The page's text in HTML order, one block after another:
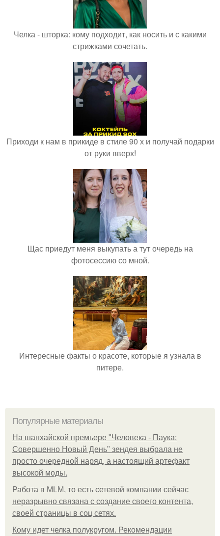
Челка - шторка: кому подходит, как носить и с какими
стрижками сочетать.
Приходи к нам в прикиде в стиле 90 х и получай подарки
от руки вверх!
Щас приедут меня выкупать а тут очередь на
фотосессию со мной.
Интересные факты о красоте, которые я узнала в
питере.
Популярные материалы
На шанхайской премьере "Человека - Паука:
Совершенно Новый День" зендея выбрала не
просто очередной наряд, а настоящий артефакт
высокой моды.
Работа в MLM, то есть сетевой компании сейчас
неразрывно связана с создание своего контента,
своей страницы в соц сетях.
Кому идет челка полукругом. Рекомендации